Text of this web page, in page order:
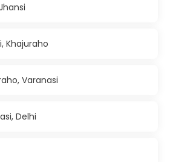
Khajuraho
Varanasi
Delhi